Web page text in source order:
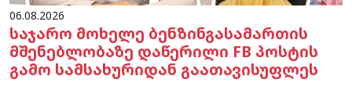
06.08.2026
საჯარო მოხელე ბენზინგასამართის
მშენებლობაზე დაწერილი FB პოსტის
გამო სამსახურიდან გაათავისუფლეს